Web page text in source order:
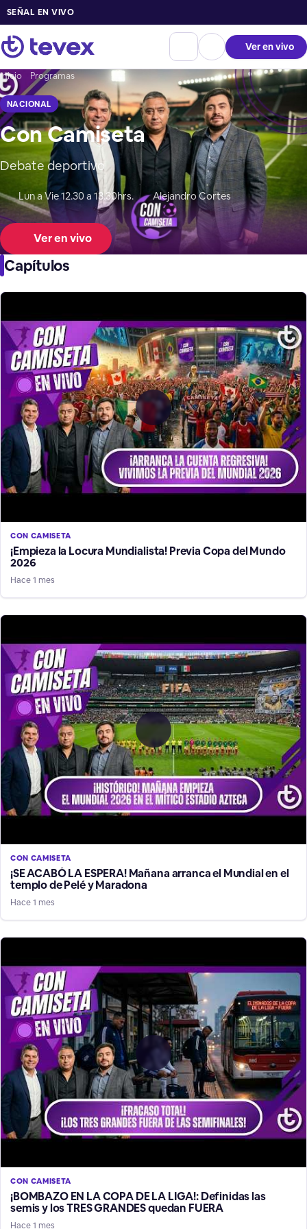
SEÑAL EN VIVO
Ver en vivo
Inicio Programas
NACIONAL
Con Camiseta
Debate deportivo
Lun a Vie 12.30 a 13.30hrs. Alejandro Cortes
Ver en vivo
Capítulos
CON CAMISETA
¡Empieza la Locura Mundialista! Previa Copa del Mundo
2026
Hace 1 mes
CON CAMISETA
¡SE ACABÓ LA ESPERA! Mañana arranca el Mundial en el
templo de Pelé y Maradona
Hace 1 mes
CON CAMISETA
¡BOMBAZO EN LA COPA DE LA LIGA!: Definidas las
semis y los TRES GRANDES quedan FUERA
Hace 1 mes